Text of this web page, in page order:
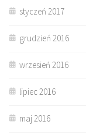
styczeń 2017
grudzień 2016
wrzesień 2016
lipiec 2016
maj 2016